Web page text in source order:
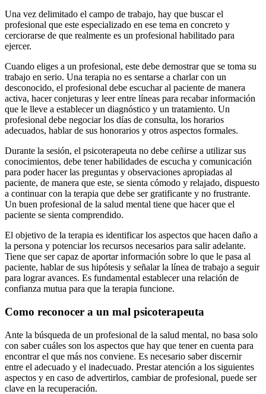
Una vez delimitado el campo de trabajo, hay que buscar el
profesional que este especializado en ese tema en concreto y
cerciorarse de que realmente es un profesional habilitado para
ejercer.
Cuando eliges a un profesional, este debe demostrar que se toma su
trabajo en serio. Una terapia no es sentarse a charlar con un
desconocido, el profesional debe escuchar al paciente de manera
activa, hacer conjeturas y leer entre líneas para recabar información
que le lleve a establecer un diagnóstico y un tratamiento. Un
profesional debe negociar los días de consulta, los horarios
adecuados, hablar de sus honorarios y otros aspectos formales.
Durante la sesión, el psicoterapeuta no debe ceñirse a utilizar sus
conocimientos, debe tener habilidades de escucha y comunicación
para poder hacer las preguntas y observaciones apropiadas al
paciente, de manera que este, se sienta cómodo y relajado, dispuesto
a continuar con la terapia que debe ser gratificante y no frustrante.
Un buen profesional de la salud mental tiene que hacer que el
paciente se sienta comprendido.
El objetivo de la terapia es identificar los aspectos que hacen daño a
la persona y potenciar los recursos necesarios para salir adelante.
Tiene que ser capaz de aportar información sobre lo que le pasa al
paciente, hablar de sus hipótesis y señalar la línea de trabajo a seguir
para lograr avances. Es fundamental establecer una relación de
confianza mutua para que la terapia funcione.
Como reconocer a un mal psicoterapeuta
Ante la búsqueda de un profesional de la salud mental, no basa solo
con saber cuáles son los aspectos que hay que tener en cuenta para
encontrar el que más nos conviene. Es necesario saber discernir
entre el adecuado y el inadecuado. Prestar atención a los siguientes
aspectos y en caso de advertirlos, cambiar de profesional, puede ser
clave en la recuperación.